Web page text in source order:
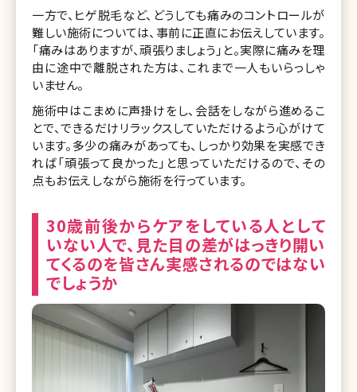
一方で、ヒゲ脱毛など、どうしても痛みのコントロールが
難しい施術については、事前に正直にお伝えしています。
「痛みはありますが、頑張りましょう」と。実際に痛みを理
由に途中で離脱された方は、これまで一人もいらっしゃ
いません。
施術中はこまめに声掛けをし、会話をしながら進めるこ
とで、できるだけリラックスしていただけるよう心がけて
います。多少の痛みがあっても、しっかり効果を実感でき
れば「頑張って良かった」と思っていただけるので、その
点もお伝えしながら施術を行っています。
30歳前後からケアをしている人として
いない人で、見た目の差がはっきり開い
てくるのを皆さん実感されるのではない
でしょうか